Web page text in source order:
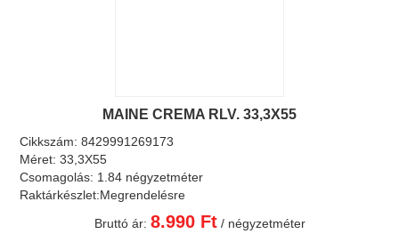
MAINE CREMA RLV. 33,3X55
Cikkszám:8429991269173
Méret:33,3X55
Csomagolás: 1.84 négyzetméter
Raktárkészlet:Megrendelésre
Bruttó ár: 8.990 Ft/ négyzetméter